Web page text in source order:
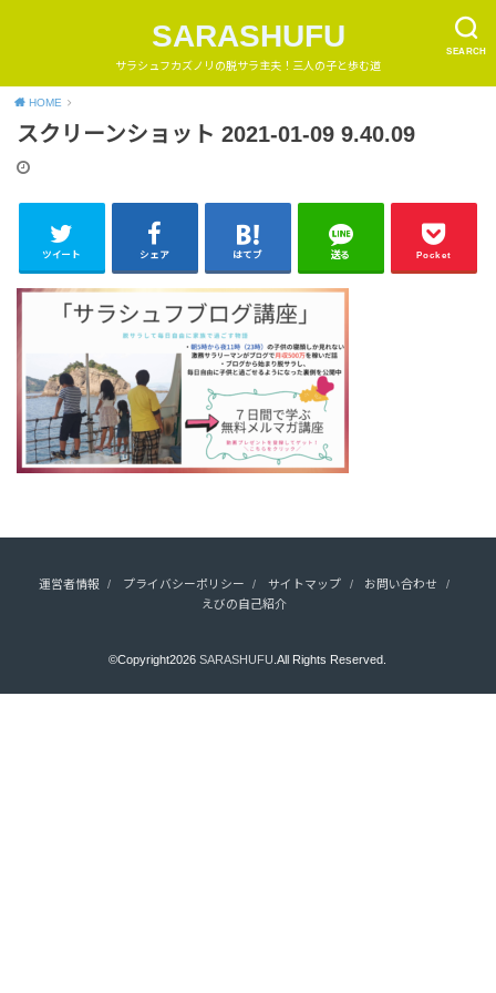
SEARCH
SARASHUFU
サラシュフカズノリの脱サラ主夫！三人の子と歩む道
HOME
スクリーンショット 2021-01-09 9.40.09
ツイート シェア はてブ 送る Pocket
運営者情報 プライバシーポリシー サイトマップ
お問い合わせ
えびの自己紹介
©Copyright2026SARASHUFU.All Rights Reserved.